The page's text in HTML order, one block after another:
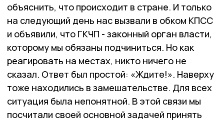
объяснить, что происходит в стране. И только
на следующий день нас вызвали в обком КПСС
и объявили, что ГКЧП - законный орган власти,
которому мы обязаны подчиниться. Но как
реагировать на местах, никто ничего не
сказал. Ответ был простой: «Ждите!». Наверху
тоже находились в замешательстве. Для всех
ситуация была непонятной. В этой связи мы
посчитали своей основной задачей принять